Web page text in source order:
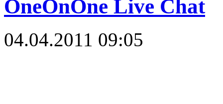
OneOnOne Live Chat
04.04.2011 09:05